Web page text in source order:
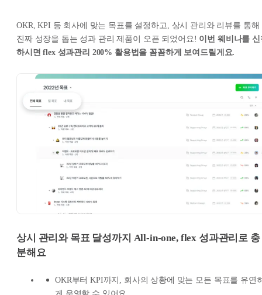
OKR, KPI 등 회사에 맞는 목표를 설정하고, 상시 관리와 리뷰를 통해
진짜 성장을 돕는 성과 관리 제품이 오픈 되었어요! 이번 웨비나를 신
하시면 flex 성과관리 200% 활용법을 꼼꼼하게 보여드릴게요.
상시 관리와 목표 달성까지 All-in-one, flex 성과관리로 충
분해요
OKR부터 KPI까지, 회사의 상황에 맞는 모든 목표를 유연